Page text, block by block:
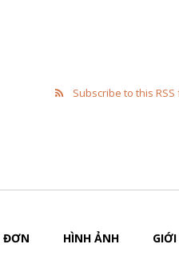
Subscribe to this RSS
ĐƠN HÌNH ẢNH